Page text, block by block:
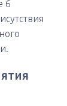
6